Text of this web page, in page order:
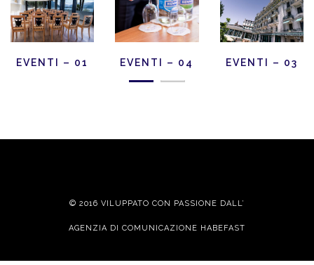
EVENTI – 01 EVENTI – 04 EVENTI – 03
© 2016 VILUPPATO CON PASSIONE DALL’
AGENZIA DI COMUNICAZIONE HABEFAST